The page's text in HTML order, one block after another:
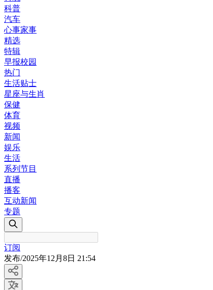
科普
汽车
心事家事
精选
特辑
早报校园
热门
生活贴士
星座与生肖
保健
体育
视频
新闻
娱乐
生活
系列节目
直播
播客
互动新闻
专题
订阅
发布/2025年12月8日 21:54